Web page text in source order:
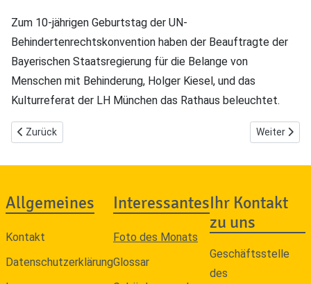
Zum 10-jährigen Geburtstag der UN-
Behindertenrechtskonvention haben der Beauftragte der
Bayerischen Staatsregierung für die Belange von
Menschen mit Behinderung, Holger Kiesel, und das
Kulturreferat der LH München das Rathaus beleuchtet.
Vorheriger Beitrag: "Schöner Parken" vor dem Supermarkt
Zurück Nächster
Weiter
Allgemeines
Kontakt
Datenschutzerklärung
Interessantes
Foto des Monats
Glossar
Ihr Kontakt
zu uns
Geschäftsstelle
des